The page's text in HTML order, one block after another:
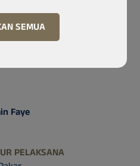
with bathroom,
in the NANCY
Liberté 2 district near
Faye
PELAKSANA
SEMUA